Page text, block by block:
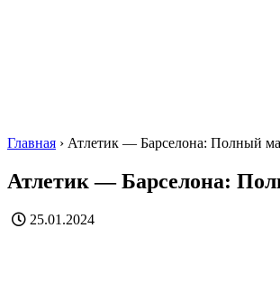
Главная › Атлетик — Барселона: Полный
Атлетик — Барселона:
25.01.2024